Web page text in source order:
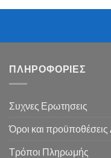
ΠΛΗΡΟΦΟΡΙΕΣ
Συχνες Ερωτησεις
Όροι και
Τρόποι Πληρωμής